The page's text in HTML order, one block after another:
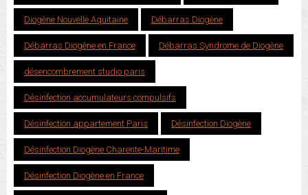
Diogène Nouvelle Aquitaine Débarras Diogène
Débarras Diogène en France Débarras Syndrome de Diogène
désencombrement studio paris
Désinfection accumulateurs compulsifs
Désinfection appartement Paris Désinfection Diogène
Désinfection Diogène Charente-Maritime
Désinfection Diogène en France